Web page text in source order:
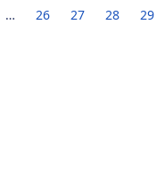
… 26 27 28 29